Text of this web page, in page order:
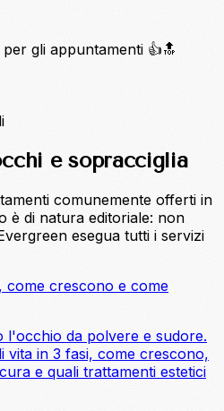
gli appuntamenti 👍🔝
e sopracciglia
comunemente offerti in
è di natura editoriale: non
esegua tutti i servizi
come crescono e come
l'occhio da polvere e sudore.
vita in 3 fasi, come crescono,
e quali trattamenti estetici